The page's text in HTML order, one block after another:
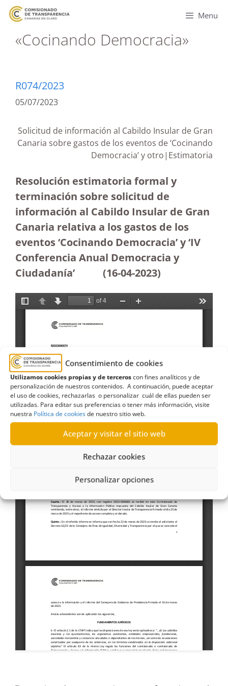
Consentimiento de cookies
Utilizamos cookies propias y de terceroscon fines analíticos y de
personalización de nuestros contenidos. A continuación, puede aceptar
el uso de cookies, rechazarlas o personalizar cuál de ellas pueden ser
utilizadas. Para editar sus preferencias o tener más información, visite
nuestra Política de cookiesde nuestro sitio web.
Aceptar y visitar el sitio web
Rechazar cookies
Personalizar opciones
Menu
«Cocinando Democracia»
R074/2023
05/07/2023
Solicitud de información al Cabildo Insular de Gran
Canaria sobre gastos de los eventos de ‘Cocinando
Democracia’ y otro|Estimatoria
Resolución estimatoria formal y
terminación sobre solicitud de
información al Cabildo Insular de Gran
Canaria relativa a los gastos de los
eventos ‘Cocinando Democracia’ y ‘IV
Conferencia Anual Democracia y
Ciudadanía’ (16-04-2023)